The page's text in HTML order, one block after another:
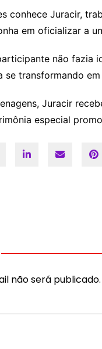
conhece Juracir,
em oficializar a
não fazia
se transformando
Juracir
especial
não será publicado.